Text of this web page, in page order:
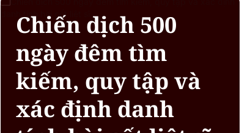
Chiến dịch 500
ngày đêm tìm
kiếm, quy tập và
xác định danh